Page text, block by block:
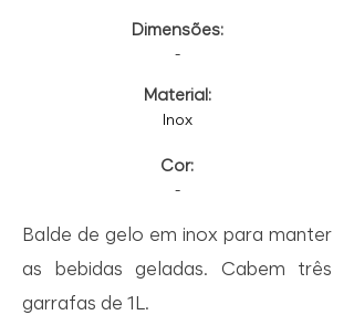
Dimensões:
-
Material:
Inox
Cor:
-
Balde de gelo em inox para manter
as bebidas geladas. Cabem três
garrafas de 1L.